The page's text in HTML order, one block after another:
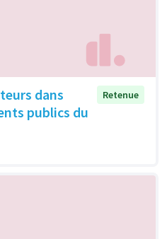
dans
publics du
Retenue